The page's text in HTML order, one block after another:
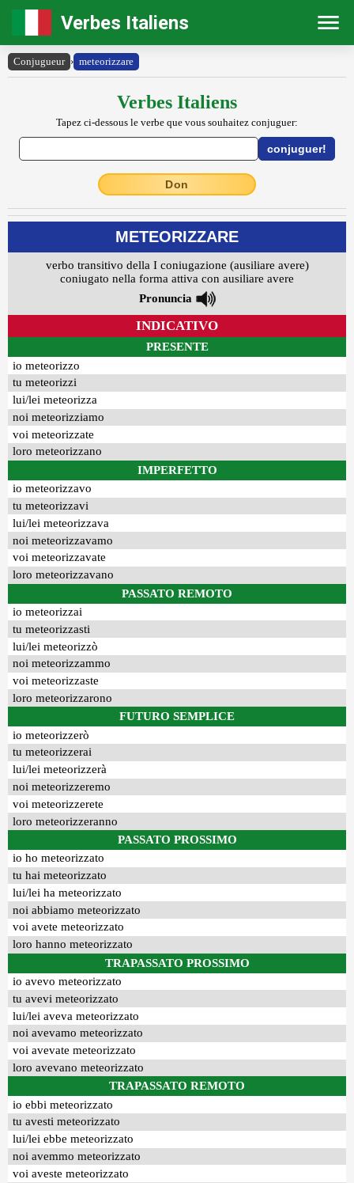
Verbes Italiens
Conjugueur › meteorizzare
Verbes Italiens
Tapez ci-dessous le verbe que vous souhaitez conjuguer:
Don
METEORIZZARE
verbo transitivo della I coniugazione (ausiliare avere)
coniugato nella forma attiva con ausiliare avere
Pronuncia
INDICATIVO
PRESENTE
io meteorizzo
tu meteorizzi
lui/lei meteorizza
noi meteorizziamo
voi meteorizzate
loro meteorizzano
IMPERFETTO
io meteorizzavo
tu meteorizzavi
lui/lei meteorizzava
noi meteorizzavamo
voi meteorizzavate
loro meteorizzavano
PASSATO REMOTO
io meteorizzai
tu meteorizzasti
lui/lei meteorizzò
noi meteorizzammo
voi meteorizzaste
loro meteorizzarono
FUTURO SEMPLICE
io meteorizzerò
tu meteorizzerai
lui/lei meteorizzerà
noi meteorizzeremo
voi meteorizzerete
loro meteorizzeranno
PASSATO PROSSIMO
io ho meteorizzato
tu hai meteorizzato
lui/lei ha meteorizzato
noi abbiamo meteorizzato
voi avete meteorizzato
loro hanno meteorizzato
TRAPASSATO PROSSIMO
io avevo meteorizzato
tu avevi meteorizzato
lui/lei aveva meteorizzato
noi avevamo meteorizzato
voi avevate meteorizzato
loro avevano meteorizzato
TRAPASSATO REMOTO
io ebbi meteorizzato
tu avesti meteorizzato
lui/lei ebbe meteorizzato
noi avemmo meteorizzato
voi aveste meteorizzato